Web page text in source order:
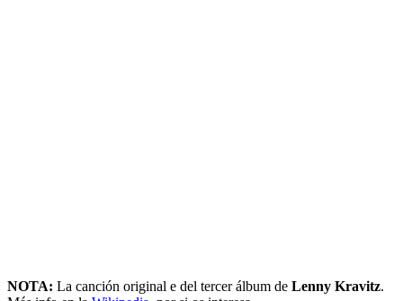
NOTA: La canción original e del tercer álbum de Lenny Kravitz.